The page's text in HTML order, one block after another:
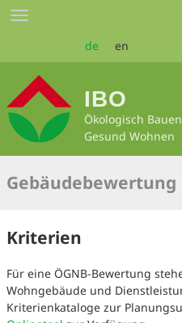
Zum
Seiteninhalt
Toggle
de en
IBO
Ökologisch Bauen
Gesund Wohnen
Gebäudebewertung
Kriterien
Für eine ÖGNB-Bewertung
Wohngebäude und
Kriterienkataloge zur